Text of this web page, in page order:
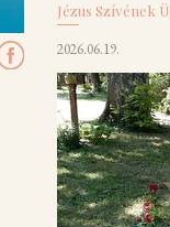
Jézus Szívének
2026.06.19.